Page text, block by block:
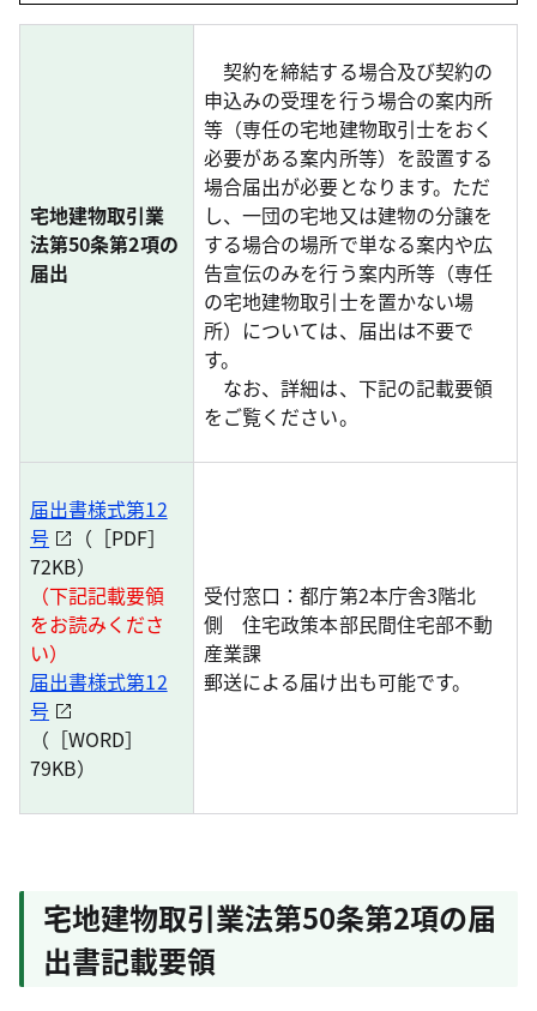
宅地建物取引業
法第50条第2項の
届出
契約を締結する場合及び契約の
申込みの受理を行う場合の案内所
等（専任の宅地建物取引士をおく
必要がある案内所等）を設置する
場合届出が必要となります。ただ
し、一団の宅地又は建物の分譲を
する場合の場所で単なる案内や広
告宣伝のみを行う案内所等（専任
の宅地建物取引士を置かない場
所）については、届出は不要で
す。
なお、詳細は、下記の記載要領
をご覧ください。
届出書様式第12
号
（［PDF］
72KB）
（下記記載要領
をお読みくださ
い）
届出書様式第12
号
（［WORD］
79KB）
受付窓口：都庁第2本庁舎3階北
側 住宅政策本部民間住宅部不動
産業課
郵送による届け出も可能です。
宅地建物取引業法第50条第2項の届
出書記載要領